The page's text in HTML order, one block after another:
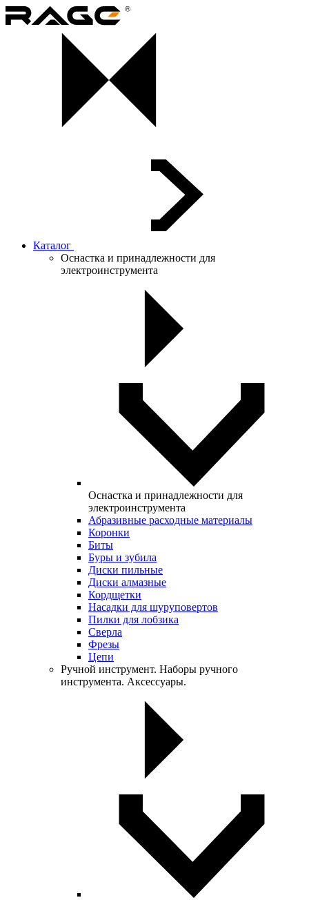
Каталог
Оснастка и принадлежности для
электроинструмента
Оснастка и принадлежности для
электроинструмента
Абразивные расходные материалы
Коронки
Биты
Буры и зубила
Диски пильные
Диски алмазные
Кордщетки
Насадки для шуруповертов
Пилки для лобзика
Сверла
Фрезы
Цепи
Ручной инструмент. Наборы ручного
инструмента. Аксессуары.